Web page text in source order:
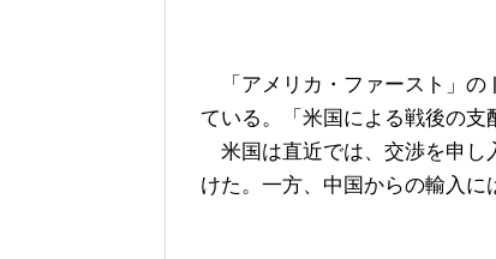
「アメリカ・ファースト」の
ている。「米国による戦後の支
米国は直近では、交渉を申し
けた。一方、中国からの輸入に